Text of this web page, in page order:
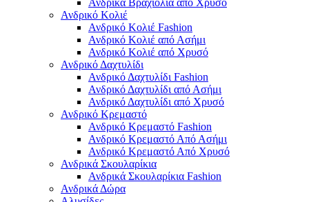
Ανδρικά Βραχιόλια από Χρυσό
Ανδρικό Κολιέ
Ανδρικό Κολιέ Fashion
Ανδρικό Κολιέ από Ασήμι
Ανδρικό Κολιέ από Χρυσό
Ανδρικό Δαχτυλίδι
Ανδρικό Δαχτυλίδι Fashion
Ανδρικό Δαχτυλίδι από Ασήμι
Ανδρικό Δαχτυλίδι από Χρυσό
Ανδρικό Κρεμαστό
Ανδρικό Κρεμαστό Fashion
Ανδρικό Κρεμαστό Από Ασήμι
Ανδρικό Κρεμαστό Από Χρυσό
Ανδρικά Σκουλαρίκια
Ανδρικά Σκουλαρίκια Fashion
Ανδρικά Δώρα